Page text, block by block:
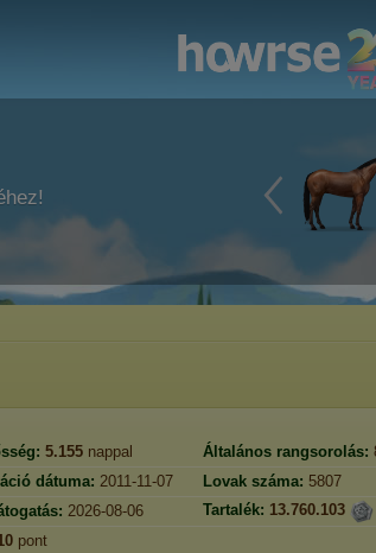
5.155 nappal Általános rangsorolás:
dátuma: 2011-11-07 Lovak száma: 5807
2026-08-06 Tartalék: 13.760.103
pont